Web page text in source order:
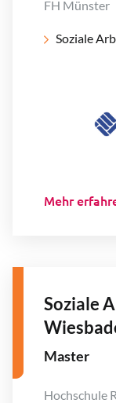
FH Münster
Soziale
Mehr
Soziale
Master
Hochschule